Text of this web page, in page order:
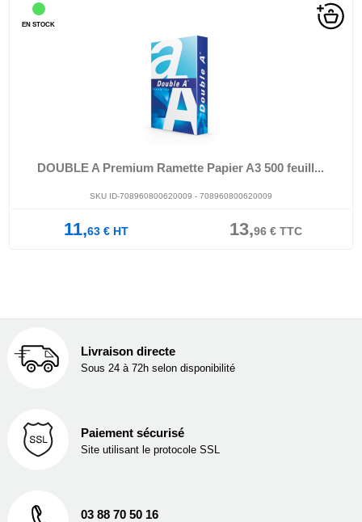
DOUBLE A Premium Ramette Papier A3 500 feuill...
SKU ID-708960800620009 - 708960800620009
11,63 € HT 13,96€TTC
EN STOCK
Livraison directe
Sous 24 à 72h selon disponibilité
Paiement sécurisé
Site utilisant le protocole SSL
03 88 70 50 16